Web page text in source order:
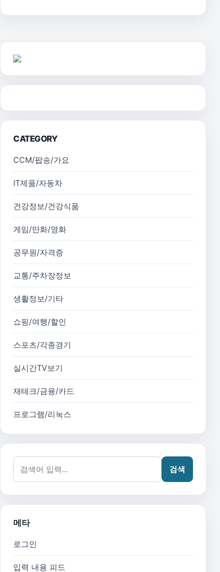
CATEGORY
CCM/팝송/가요
IT제품/자동차
건강정보/건강식품
게임/만화/영화
공무원/자격증
교통/주차장정보
생활정보/기타
쇼핑/여행/할인
스포츠/각종경기
실시간TV보기
재테크/금융/카드
프로그램/리눅스
검색어:
검색
메타
로그인
입력 내용 피드